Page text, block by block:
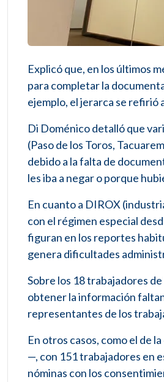
Explicó que, en los últimos
para completar la
ejemplo, el jerarca se refirió
Di Doménico detalló que
(Paso de los Toros,
debido a la falta de
les iba a negar o porque
En cuanto a DIROX
con el régimen especial
figuran en los reportes
genera dificultades
Sobre los 18 trabajadores
obtener la información
representantes de los
En otros casos, como el de
—, con 151 trabajadores en
nóminas con los